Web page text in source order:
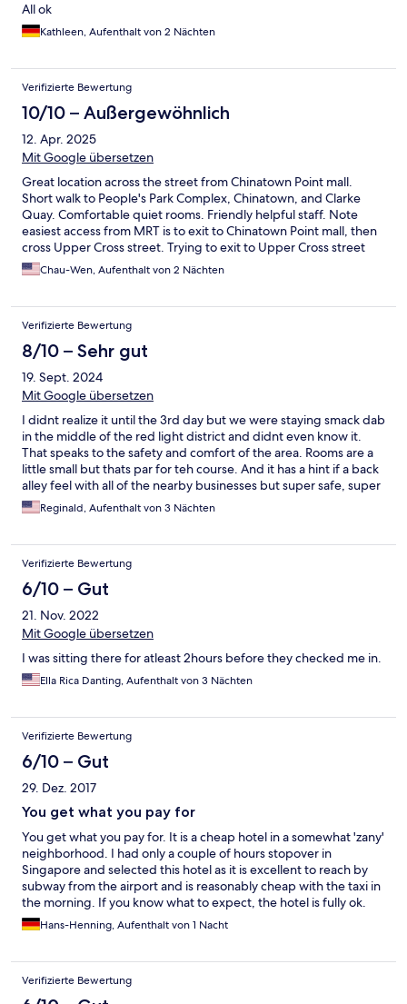
All ok
Kathleen, Aufenthalt von 2 Nächten
Verifizierte Bewertung
10/10 – Außergewöhnlich
12. Apr. 2025
Mit Google übersetzen
Great location across the street from Chinatown Point mall.
Short walk to People's Park Complex, Chinatown, and Clarke
Quay. Comfortable quiet rooms. Friendly helpful staff. Note
easiest access from MRT is to exit to Chinatown Point mall, then
cross Upper Cross street. Trying to exit to Upper Cross street
from the MRT station actually puts you further away.
Chau-Wen, Aufenthalt von 2 Nächten
Verifizierte Bewertung
8/10 – Sehr gut
19. Sept. 2024
Mit Google übersetzen
I didnt realize it until the 3rd day but we were staying smack dab
in the middle of the red light district and didnt even know it.
That speaks to the safety and comfort of the area. Rooms are a
little small but thats par for teh course. And it has a hint if a back
alley feel with all of the nearby businesses but super safe, super
convenient and the staff is super friendly.
Reginald, Aufenthalt von 3 Nächten
Verifizierte Bewertung
6/10 – Gut
21. Nov. 2022
Mit Google übersetzen
I was sitting there for atleast 2hours before they checked me in.
Ella Rica Danting, Aufenthalt von 3 Nächten
Verifizierte Bewertung
6/10 – Gut
29. Dez. 2017
You get what you pay for
You get what you pay for. It is a cheap hotel in a somewhat 'zany'
neighborhood. I had only a couple of hours stopover in
Singapore and selected this hotel as it is excellent to reach by
subway from the airport and is reasonably cheap with the taxi in
the morning. If you know what to expect, the hotel is fully ok.
Hans-Henning, Aufenthalt von 1 Nacht
Verifizierte Bewertung